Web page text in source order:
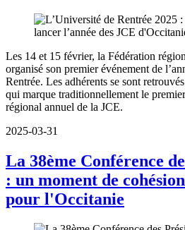
Les 14 et 15 février, la Fédération
organisé son premier événement de
Rentrée. Les adhérents se sont
qui marque traditionnellement le
régional annuel de la JCE.
2025-03-31
La 38ème Conférence
: un moment de
pour l'Occitanie